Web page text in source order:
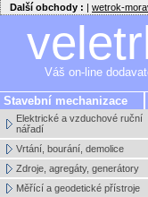
Další obchody : | wetrok-
Váš on-line
Stavební mechanizace
Elektrické a vzduchové ruční
nářadí
Vrtání, bourání, demolice
Zdroje, agregáty, generátory
Měřící a geodetické přístroje